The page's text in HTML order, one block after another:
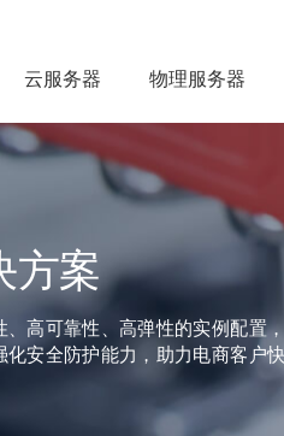
云服务器 物理服务器
方案
高可靠性、高弹性的实例配置
安全防护能力，助力电商客户